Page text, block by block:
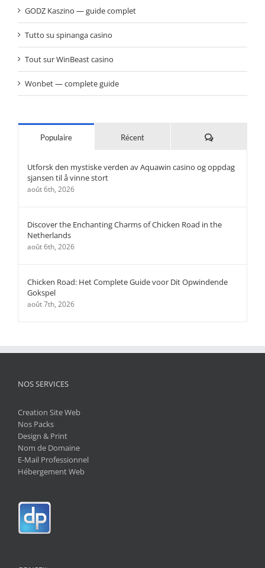
GODZ Kaszino — guide complet
Tutto su spinanga casino
Tout sur WinBeast casino
Wonbet — complete guide
Populaire Récent Commentaires
Utforsk den mystiske verden av Aquawin casino og oppdag
sjansen til å vinne stort
août 6th, 2026
Discover the Enchanting Charms of Chicken Road in the
Netherlands
août 6th, 2026
Chicken Road: Het Complete Guide voor Dit Opwindende
Gokspel
août 7th, 2026
NOS SERVICES
Creation Site Web
Nos Packs
Design & Print
Nom de Domaine
E-Mail Professionnel
Hébergement Web